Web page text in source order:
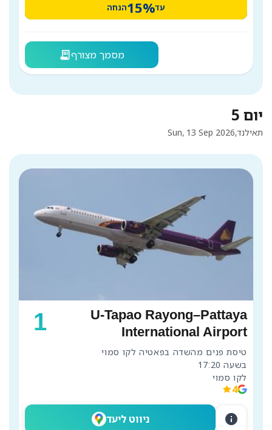
עד15%הנחה
receipt_longמסמך מצורף
יום 5
Sun, 13 Sep 2026תאילנד,
1
U-Tapao Rayong–Pattaya
International Airport
טיסת פנים מהשדה בפאטיה לקו סמוי
לקו סמוי
4
ניווט ליעד info